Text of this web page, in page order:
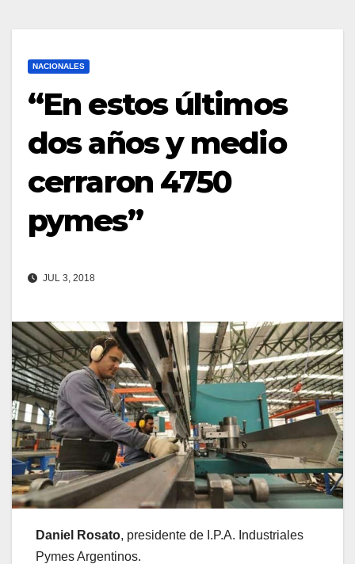
NACIONALES
“En estos últimos
dos años y medio
cerraron 4750
pymes”
JUL 3, 2018
Daniel Rosato, presidente de I.P.A. Industriales
Pymes Argentinos.